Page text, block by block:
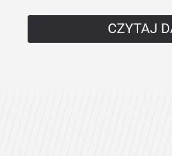
CZYTAJ